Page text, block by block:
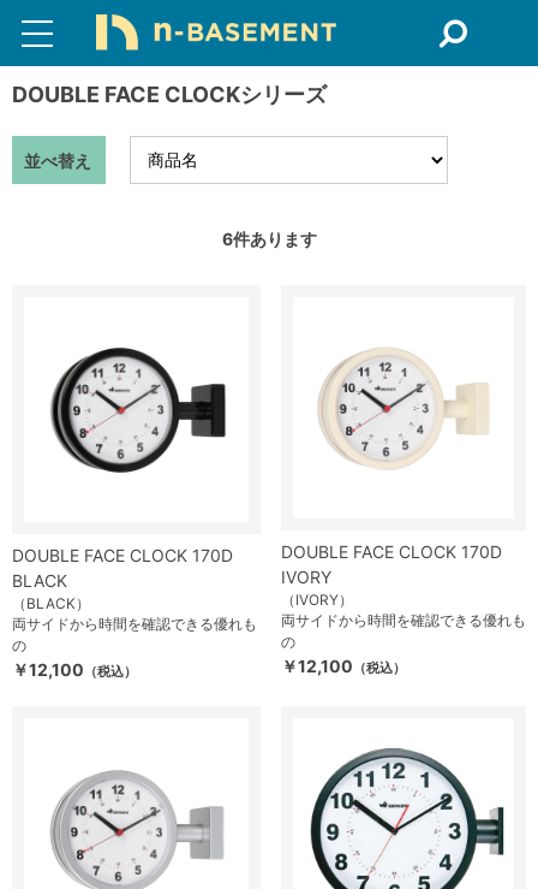
DOUBLE FACE CLOCKシリーズ
並べ替え
6件あります
DOUBLE FACE CLOCK 170D
BLACK
（BLACK）
両サイドから時間を確認できる優れも
の
￥12,100 （税込）
DOUBLE FACE CLOCK 170D
IVORY
（IVORY）
両サイドから時間を確認できる優れも
の
￥12,100 （税込）